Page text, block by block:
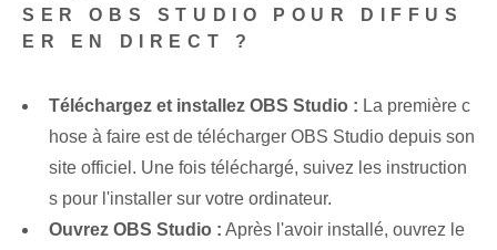
SER OBS STUDIO POUR DIFFUS
ER EN DIRECT ?
Téléchargez et installez OBS Studio : La première c
hose à faire est de télécharger OBS Studio depuis son
site officiel. Une fois téléchargé, suivez les instruction
s pour l'installer sur votre ordinateur.
Ouvrez OBS Studio : Après l'avoir installé, ouvrez le